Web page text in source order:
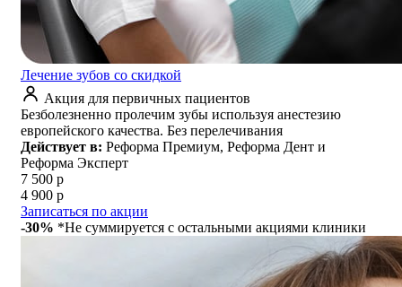
Лечение зубов со скидкой
Акция для первичных пациентов
Безболезненно пролечим зубы используя анестезию
европейского качества. Без перелечивания
Действует в: Реформа Премиум, Реформа Дент и
Реформа Эксперт
7 500 р
4 900 р
Записаться по акции
-30% *Не суммируется с остальными акциями клиники